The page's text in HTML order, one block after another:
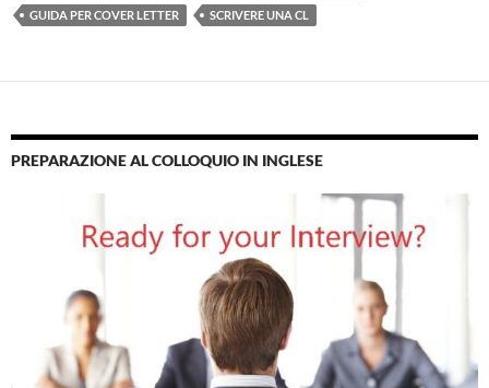
GUIDA PER COVER LETTER
SCRIVERE UNA CL
PREPARAZIONE AL COLLOQUIO IN INGLESE